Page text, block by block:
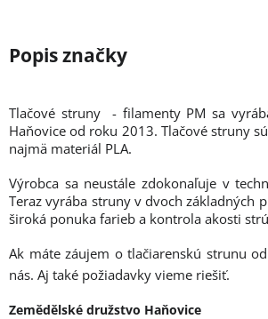
Tlačové struny - filamenty PM sa
Haňovice od roku 2013. Tlačové struny
najmä materiál PLA.
Výrobca sa neustále zdokonaľuje v
Teraz vyrába struny v dvoch základných
široká ponuka farieb a kontrola akosti
Ak máte záujem o tlačiarenskú strunu
nás. Aj také požiadavky vieme riešiť.
Zemědělské družstvo Haňovice